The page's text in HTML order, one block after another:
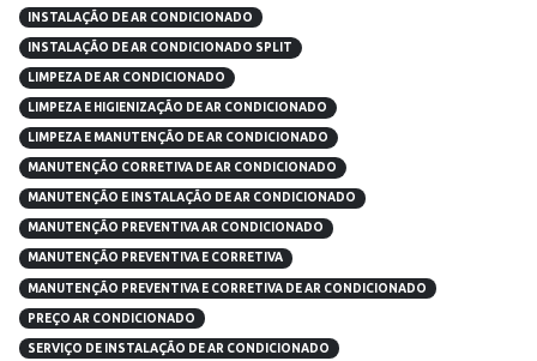
INSTALAÇÃO DE AR CONDICIONADO
INSTALAÇÃO DE AR CONDICIONADO SPLIT
LIMPEZA DE AR CONDICIONADO
LIMPEZA E HIGIENIZAÇÃO DE AR CONDICIONADO
LIMPEZA E MANUTENÇÃO DE AR CONDICIONADO
MANUTENÇÃO CORRETIVA DE AR CONDICIONADO
MANUTENÇÃO E INSTALAÇÃO DE AR CONDICIONADO
MANUTENÇÃO PREVENTIVA AR CONDICIONADO
MANUTENÇÃO PREVENTIVA E CORRETIVA
MANUTENÇÃO PREVENTIVA E CORRETIVA DE AR CONDICIONADO
PREÇO AR CONDICIONADO
SERVIÇO DE INSTALAÇÃO DE AR CONDICIONADO